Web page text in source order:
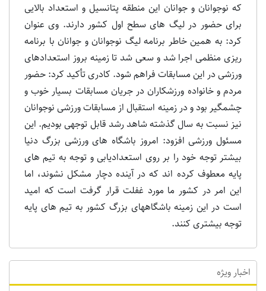
که نوجوانان و جوانان این منطقه پتانسیل و استعداد بالایی
برای حضور در لیگ های سطح اول کشور دارند. وی عنوان
کرد: به همین خاطر برنامه لیگ نوجوانان و جوانان با برنامه
ریزی منظمی اجرا شد و سعی شد تا زمینه بروز استعدادهای
ورزشی در این مسابقات فراهم شود. کادری تأکید کرد: حضور
مردم و خانواده ورزشکاران در جریان مسابقات بسیار خوب و
چشمگیر بود و در زمینه استقبال از مسابقات ورزشی نوجوانان
نیز نسبت به سال گذشته شاهد رشد قابل توجهی بودیم. این
مسئول ورزشی افزود: امروز باشگاه های ورزشی بزرگ دنیا
بیشتر توجه خود را بر روی استعدادیابی و توجه به تیم های
پایه معطوف کرده اند که در آینده دچار مشکل نشوند، اما
این امر در کشور ما مورد غفلت قرار گرفت است که امید
است در این زمینه باشگاههای بزرگ کشور به تیم های پایه
توجه بیشتری کنند.
اخبار ویژه